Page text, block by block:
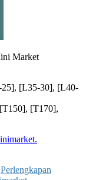
Market
[L35-30], [L40-
[T170],
Perlengkapan